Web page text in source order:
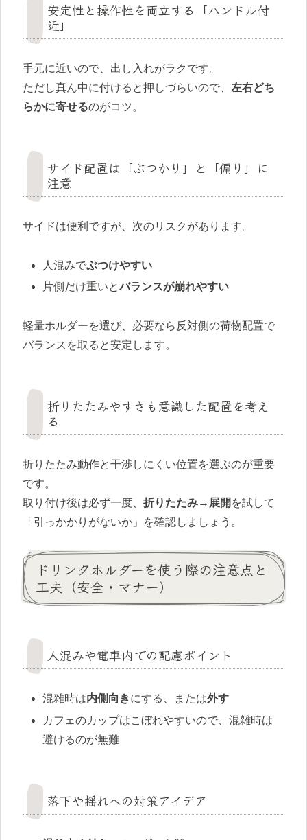
安定性と操作性を両立する「ハンドル付
近」
手元に近いので、出し入れがラクです。
ただし真ん中に付けると押しづらいので、 左右どち
らかに寄せるのがコツ。
サイド配置は「ぶつかり」と「偏り」に
注意
サイドは便利ですが、次のリスクがあります。
人混みでぶつけやすい
片側だけ重いとバランスが崩れやすい
軽量ホルダーを選び、必要なら反対側の荷物配置で
バランスを取ると安定します。
折りたたみやすさも意識した配置を考え
る
折りたたみ動作と干渉しにくい位置を選ぶのが重要
です。
取り付け後は必ず一度、 折りたたみ→展開 を試して
「引っかかりがないか」を確認しましょう。
ドリンクホルダーを使う際の注意点と
工夫（安全・マナー）
人混みや電車内での配慮ポイント
混雑時は内側向きにする、または外す
カフェのカップはこぼれやすいので、混雑時は
避けるのが無難
落下や揺れへの対策アイデア